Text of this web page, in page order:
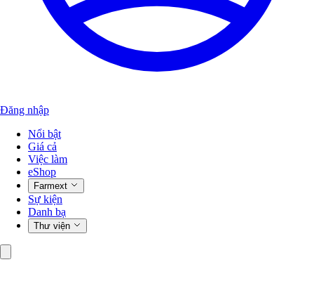
Đăng nhập
Nổi bật
Giá cả
Việc làm
eShop
Farmext
Sự kiện
Danh bạ
Thư viện